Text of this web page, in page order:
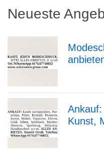
Neueste
zur
Detailseite
zur
Kunst,